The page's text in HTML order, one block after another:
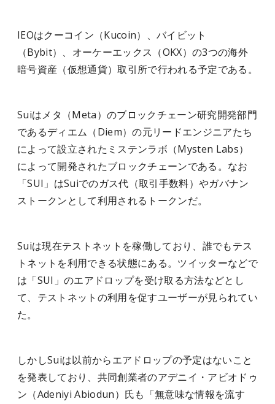
IEOはクーコイン（Kucoin）、バイビット
（Bybit）、オーケーエックス（OKX）の3つの海外
暗号資産（仮想通貨）取引所で行われる予定である。
Suiはメタ（Meta）のブロックチェーン研究開発部門
であるディエム（Diem）の元リードエンジニアたち
によって設立されたミステンラボ（Mysten Labs）
によって開発されたブロックチェーンである。なお
「SUI」はSuiでのガス代（取引手数料）やガバナン
ストークンとして利用されるトークンだ。
Suiは現在テストネットを稼働しており、誰でもテス
トネットを利用できる状態にある。ツイッターなどで
は「SUI」のエアドロップを受け取る方法などとし
て、テストネットの利用を促すユーザーが見られてい
た。
しかしSuiは以前からエアドロップの予定はないこと
を発表しており、共同創業者のアデニイ・アビオドゥ
ン（Adeniyi Abiodun）氏も「無意味な情報を流す